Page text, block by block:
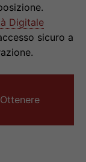
Digitale
sicuro a